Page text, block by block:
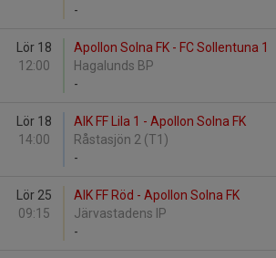
-
Lör 18
12:00
Apollon Solna FK - FC Sollentuna 1
Hagalunds BP
-
Lör 18
14:00
AIK FF Lila 1 - Apollon Solna FK
Råstasjön 2 (T1)
-
Lör 25
09:15
AIK FF Röd - Apollon Solna FK
Järvastadens IP
-